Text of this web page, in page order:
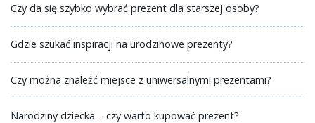
Czy da się szybko wybrać prezent dla starszej osoby?
Gdzie szukać inspiracji na urodzinowe prezenty?
Czy można znaleźć miejsce z uniwersalnymi prezentami?
Narodziny dziecka – czy warto kupować prezent?